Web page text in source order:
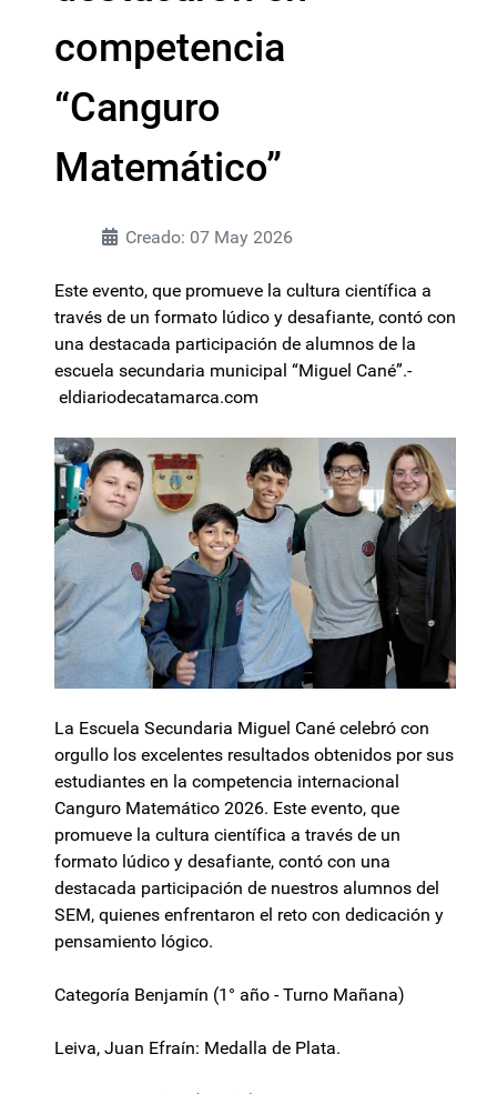
competencia
“Canguro
Matemático”
Creado: 07 May 2026
Este evento, que promueve la cultura científica a
través de un formato lúdico y desafiante, contó con
una destacada participación de alumnos de la
escuela secundaria municipal “Miguel Cané”.-
eldiariodecatamarca.com
La Escuela Secundaria Miguel Cané celebró con
orgullo los excelentes resultados obtenidos por sus
estudiantes en la competencia internacional
Canguro Matemático 2026. Este evento, que
promueve la cultura científica a través de un
formato lúdico y desafiante, contó con una
destacada participación de nuestros alumnos del
SEM, quienes enfrentaron el reto con dedicación y
pensamiento lógico.
Categoría Benjamín (1° año - Turno Mañana)
Leiva, Juan Efraín: Medalla de Plata.